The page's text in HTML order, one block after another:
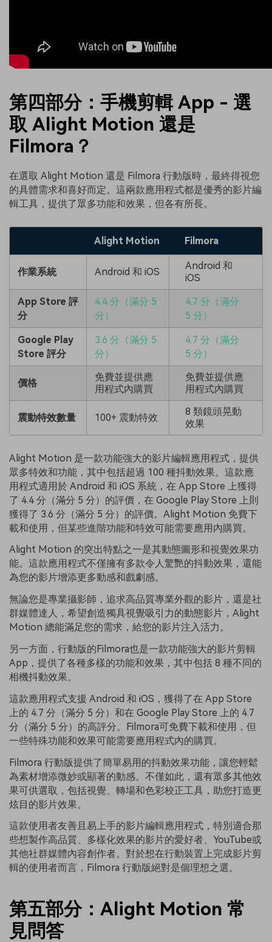
第四部分：手機剪輯 App - 選
取 Alight Motion 還是
Filmora？
在選取 Alight Motion 還是 Filmora 行動版時，最終得視您
的具體需求和喜好而定。這兩款應用程式都是優秀的影片編
輯工具，提供了眾多功能和效果，但各有所長。
Alight Motion Filmora
作業系統 Android 和 iOS
Android 和
iOS
App Store 評
分
4.4 分（滿分 5
分）
4.7 分（滿分
5 分）
Google Play
Store 評分
3.6 分（滿分 5
分）
4.7 分（滿分
5 分）
價格
免費並提供應
用程式內購買
免費並提供應
用程式內購買
震動特效數量 100+ 震動特效
8 類鏡頭晃動
效果
Alight Motion 是一款功能強大的影片編輯應用程式，提供
眾多特效和功能，其中包括超過 100 種抖動效果。這款應
用程式適用於 Android 和 iOS 系統，在 App Store 上獲得
了 4.4 分（滿分 5 分）的評價，在 Google Play Store 上則
獲得了 3.6 分（滿分 5 分）的評價。Alight Motion 免費下
載和使用，但某些進階功能和特效可能需要應用內購買。
Alight Motion 的突出特點之一是其動態圖形和視覺效果功
能。這款應用程式不僅擁有多款令人驚艷的抖動效果，還能
為您的影片增添更多動感和戲劇感。
無論您是專業攝影師，追求高品質專業外觀的影片，還是社
群媒體達人，希望創造獨具視覺吸引力的動態影片，Alight
Motion 總能滿足您的需求，給您的影片注入活力。
另一方面，行動版的Filmora也是一款功能強大的影片剪輯
App，提供了各種多樣的功能和效果，其中包括 8 種不同的
相機抖動效果。
這款應用程式支援 Android 和 iOS，獲得了在 App Store
上的 4.7 分（滿分 5 分）和在 Google Play Store 上的 4.7
分（滿分 5 分）的高評分。Filmora可免費下載和使用，但
一些特殊功能和效果可能需要應用程式內的購買。
Filmora 行動版提供了簡單易用的抖動效果功能，讓您輕鬆
為素材增添微妙或顯著的動感。不僅如此，還有眾多其他效
果可供選取，包括視覺、轉場和色彩校正工具，助您打造更
炫目的影片效果。
這款使用者友善且易上手的影片編輯應用程式，特別適合那
些想製作高品質、多樣化效果的影片的愛好者、YouTube或
其他社群媒體內容創作者。對於想在行動裝置上完成影片剪
輯的使用者而言，Filmora 行動版絕對是個理想之選。
第五部分：Alight Motion 常
見問答